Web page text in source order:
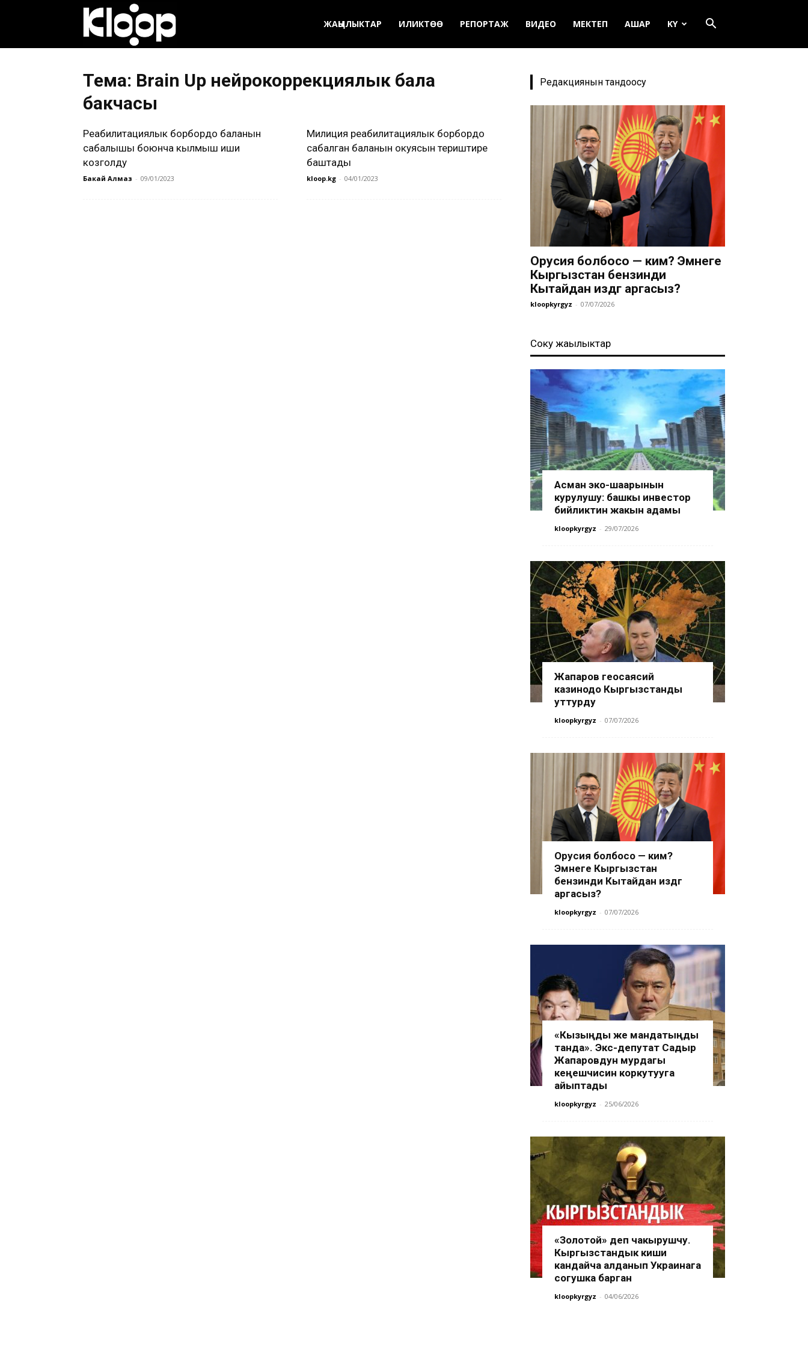
кыргызча
ЖАҢЫЛЫКТАР ИЛИКТӨӨ РЕПОРТАЖ ВИДЕО МЕКТЕП АШАР KY
Тема: Brain Up нейрокоррекциялык бала
бакчасы
Реабилитациялык борбордо баланын
сабалышы боюнча кылмыш иши
козголду
Бакай Алмаз - 09/01/2023
Милиция реабилитациялык борбордо
сабалган баланын окуясын териштире
баштады
kloop.kg - 04/01/2023
Редакциянын тандоосу
Орусия болбосо — ким? Эмнеге
Кыргызстан бензинди
Кытайдан издөөгө аргасыз?
kloopkyrgyz - 07/07/2026
Соңку жаңылыктар
Асман эко-шаарынын
курулушу: башкы инвестор
бийликтин жакын адамы
kloopkyrgyz - 29/07/2026
Жапаров геосаясий
казинодо Кыргызстанды
уттурду
kloopkyrgyz - 07/07/2026
Орусия болбосо — ким?
Эмнеге Кыргызстан
бензинди Кытайдан издөөгө
аргасыз?
kloopkyrgyz - 07/07/2026
«Кызыңды же мандатыңды
танда». Экс-депутат Садыр
Жапаровдун мурдагы
кеңешчисин коркутууга
айыптады
kloopkyrgyz - 25/06/2026
«Золотой» деп чакырушчу.
Кыргызстандык киши
кандайча алданып Украинага
согушка барган
kloopkyrgyz - 04/06/2026